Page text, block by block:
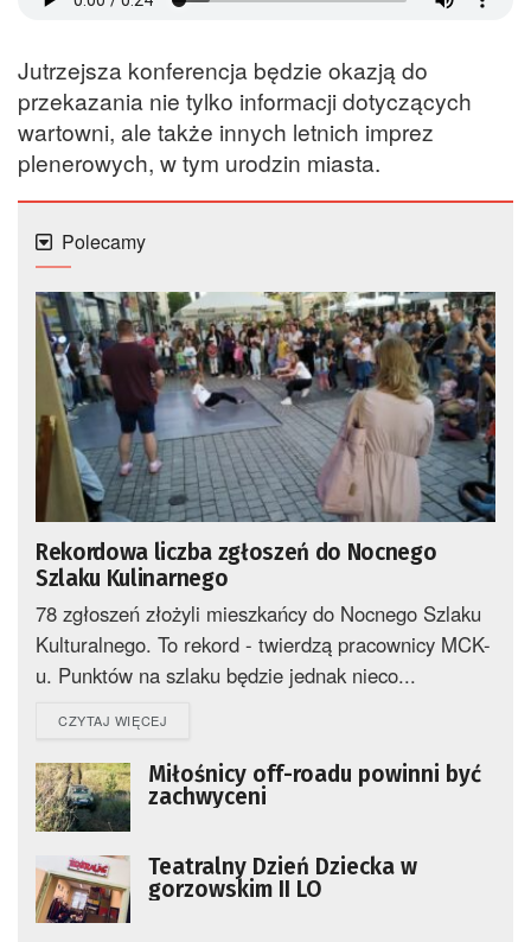
Jutrzejsza konferencja będzie okazją do
przekazania nie tylko informacji dotyczących
wartowni, ale także innych letnich imprez
plenerowych, w tym urodzin miasta.
Polecamy
Rekordowa liczba zgłoszeń do Nocnego
Szlaku Kulinarnego
78 zgłoszeń złożyli mieszkańcy do Nocnego Szlaku
Kulturalnego. To rekord - twierdzą pracownicy MCK-
u. Punktów na szlaku będzie jednak nieco...
CZYTAJ WIĘCEJ
Miłośnicy off-roadu powinni być
zachwyceni
Teatralny Dzień Dziecka w
gorzowskim II LO